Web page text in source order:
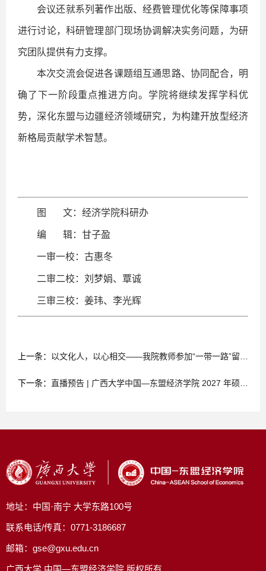
会议还就系列著作出版、经费管理优化等保障事项
进行讨论，科研管理部门现场协调解决实务问题，为研
究团队提供有力支撑。
本次交流会促进各课题组互通思路、协同配合，明
确了下一阶段重点推进方向。学院将继续发挥学科优
势，深化东盟与边疆经济领域研究，为构建开放型经济
新格局贡献学术智慧。
图 文：经济学院科研办
编 辑：甘子盈
一审一校：古惠冬
二审二校：刘梦娟、覃诚
三审三校：姜玮、李光辉
上一条： 以文化人，以心相交——我院教师参加“一带一路”留学生教育高质量发展研讨会并作主题发言
下一条： 直播预告 | 广西大学中国—东盟经济学院 2027 年硕士研究生招生直播宣讲会重磅来袭
地址：中国·南宁 大学东路100号
联系电话/传真：0771-3186687
邮箱：gse@gxu.edu.cn